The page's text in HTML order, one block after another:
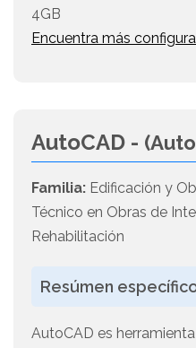
4GB
Encuentra más
AutoCAD -
Familia: Edificación y
Técnico en Obras de
Rehabilitación
Resúmen
AutoCAD es